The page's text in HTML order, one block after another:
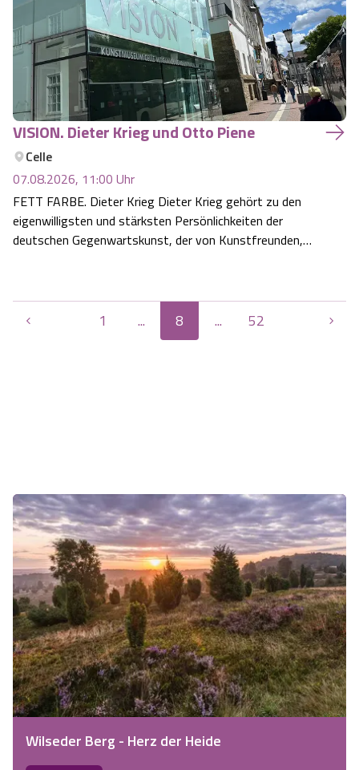
VISION. Dieter Krieg und Otto Piene
Celle
07.08.2026, 11:00 Uhr
FETT FARBE. Dieter Krieg Dieter Krieg gehört zu den
eigenwilligsten und stärksten Persönlichkeiten der
deutschen Gegenwartskunst, der von Kunstfreunden,
Pavillon auf der Biennale in Venedig und trat i…
1 ... 8 ... 52
Wilseder Berg - Herz der Heide